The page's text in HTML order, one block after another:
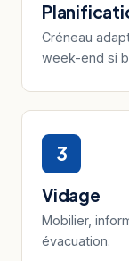
Créneau
week-end si
3
Vidage
Mobilier,
évacuation.